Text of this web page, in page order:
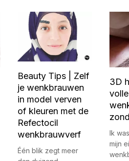
Beauty Tips | Zelf
je wenkbrauwen
in model verven
of kleuren met de
Refectocil
wenkbrauwverf
Één blik zegt meer
3D
volle
Ik
mijn